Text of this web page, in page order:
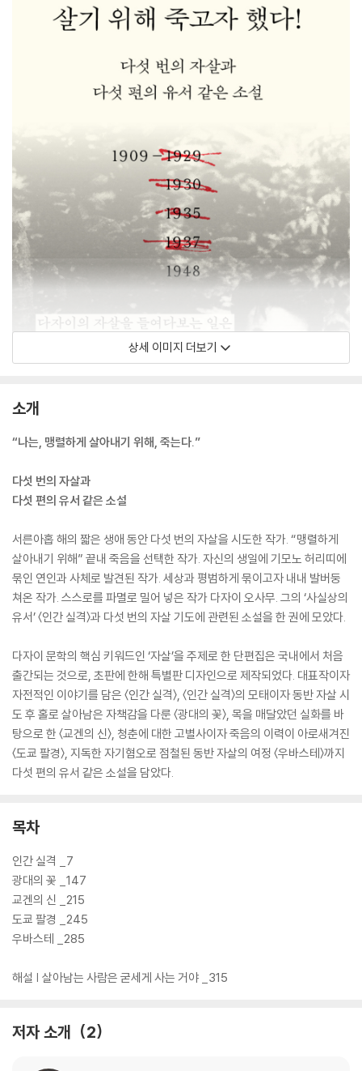
상세 이미지 더보기
소개
“나는, 맹렬하게 살아내기 위해, 죽는다.”
다섯 번의 자살과
다섯 편의 유서 같은 소설
서른아홉 해의 짧은 생애 동안 다섯 번의 자살을 시도한 작가. “맹렬하게
살아내기 위해” 끝내 죽음을 선택한 작가. 자신의 생일에 기모노 허리띠에
묶인 연인과 사체로 발견된 작가. 세상과 평범하게 묶이고자 내내 발버둥
쳐온 작가. 스스로를 파멸로 밀어 넣은 작가 다자이 오사무. 그의 ‘사실상의
유서’ 〈인간 실격〉과 다섯 번의 자살 기도에 관련된 소설을 한 권에 모았다.
다자이 문학의 핵심 키워드인 ‘자살’을 주제로 한 단편집은 국내에서 처음
출간되는 것으로, 초판에 한해 특별판 디자인으로 제작되었다. 대표작이자
자전적인 이야기를 담은 〈인간 실격〉, 〈인간 실격〉의 모태이자 동반 자살 시
도 후 홀로 살아남은 자책감을 다룬 〈광대의 꽃〉, 목을 매달았던 실화를 바
탕으로 한 〈교겐의 신〉, 청춘에 대한 고별사이자 죽음의 이력이 아로새겨진
〈도쿄 팔경〉, 지독한 자기혐오로 점철된 동반 자살의 여정 〈우바스테〉까지
다섯 편의 유서 같은 소설을 담았다.
목차
인간 실격 _7
광대의 꽃 _147
교겐의 신 _215
도쿄 팔경 _245
우바스테 _285
해설 | 살아남는 사람은 굳세게 사는 거야 _315
저자 소개 2